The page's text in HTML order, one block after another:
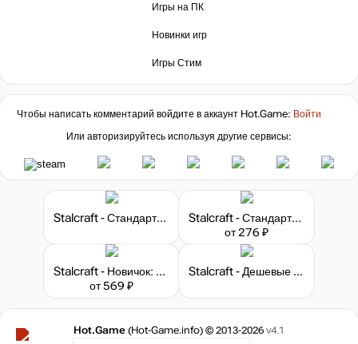
Игры на ПК
Новинки игр
Игры Стим
Чтобы написать комментарий войдите в аккаунт Hot.Game: Войти
Или авторизируйтесь используя другие сервисы:
Stalcraft - Стандартные запчасти (1)
Stalcraft - Стандартные запчасти (10)
от 276 ₽
Stalcraft - Новичок: Боец (перс.)
от 569 ₽
Stalcraft - Дешевые запчасти (1)
Hot.Game (Hot-Game.info) © 2013-2026 v4.1